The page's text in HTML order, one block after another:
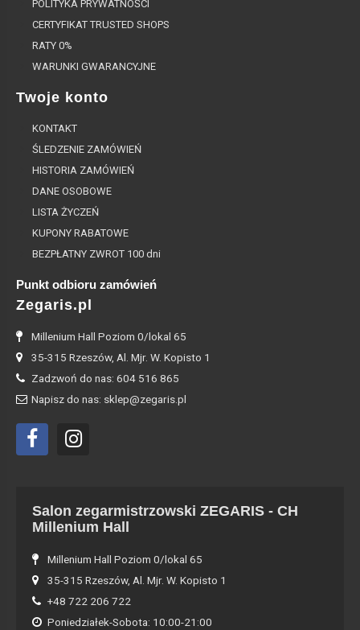
POLITYKA PRYWATNOŚCI
CERTYFIKAT TRUSTED SHOPS
RATY 0%
WARUNKI GWARANCYJNE
Twoje konto
KONTAKT
ŚLEDZENIE ZAMÓWIEŃ
HISTORIA ZAMÓWIEŃ
DANE OSOBOWE
LISTA ŻYCZEŃ
KUPONY RABATOWE
BEZPŁATNY ZWROT 100 dni
Punkt odbioru zamówień
Zegaris.pl
Millenium Hall Poziom 0/lokal 65
35-315 Rzeszów, Al. Mjr. W. Kopisto 1
Zadzwoń do nas: 604 516 865
Napisz do nas: sklep@zegaris.pl
Salon zegarmistrzowski ZEGARIS - CH
Millenium Hall
Millenium Hall Poziom 0/lokal 65
35-315 Rzeszów, Al. Mjr. W. Kopisto 1
+48 722 206 722
Poniedziałek-Sobota: 10:00-21:00